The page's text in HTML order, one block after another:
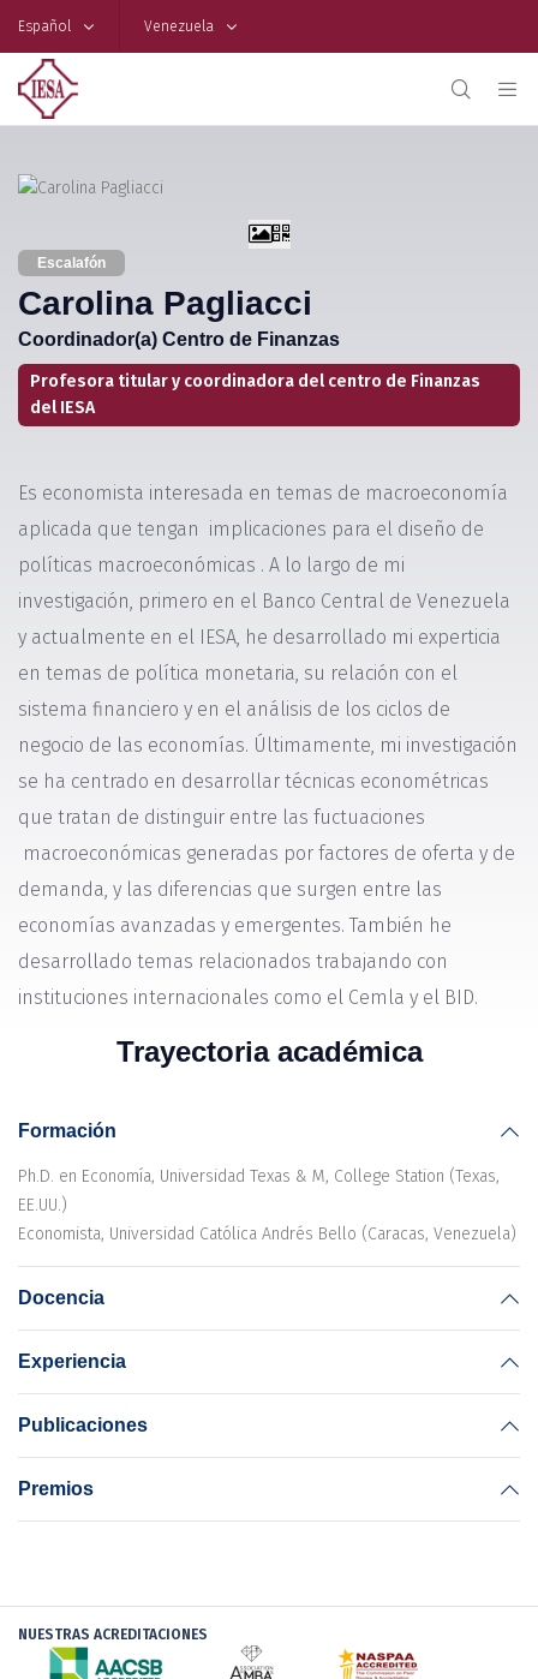
Español Venezuela
Escalafón
Carolina Pagliacci
Coordinador(a) Centro de Finanzas
Profesora titular y coordinadora del centro de Finanzas
del IESA
Es economista interesada en temas de macroeconomía
aplicada que tengan implicaciones para el diseño de
políticas macroeconómicas . A lo largo de mi
investigación, primero en el Banco Central de Venezuela
y actualmente en el IESA, he desarrollado mi experticia
en temas de política monetaria, su relación con el
sistema financiero y en el análisis de los ciclos de
negocio de las economías. Últimamente, mi investigación
se ha centrado en desarrollar técnicas econométricas
que tratan de distinguir entre las fuctuaciones
macroeconómicas generadas por factores de oferta y de
demanda, y las diferencias que surgen entre las
economías avanzadas y emergentes. También he
desarrollado temas relacionados trabajando con
instituciones internacionales como el Cemla y el BID.
Trayectoria académica
Formación
Ph.D. en Economía, Universidad Texas & M, College Station (Texas,
EE.UU.)
Economista, Universidad Católica Andrés Bello (Caracas, Venezuela)
Docencia
Experiencia
Publicaciones
Premios
NUESTRAS ACREDITACIONES